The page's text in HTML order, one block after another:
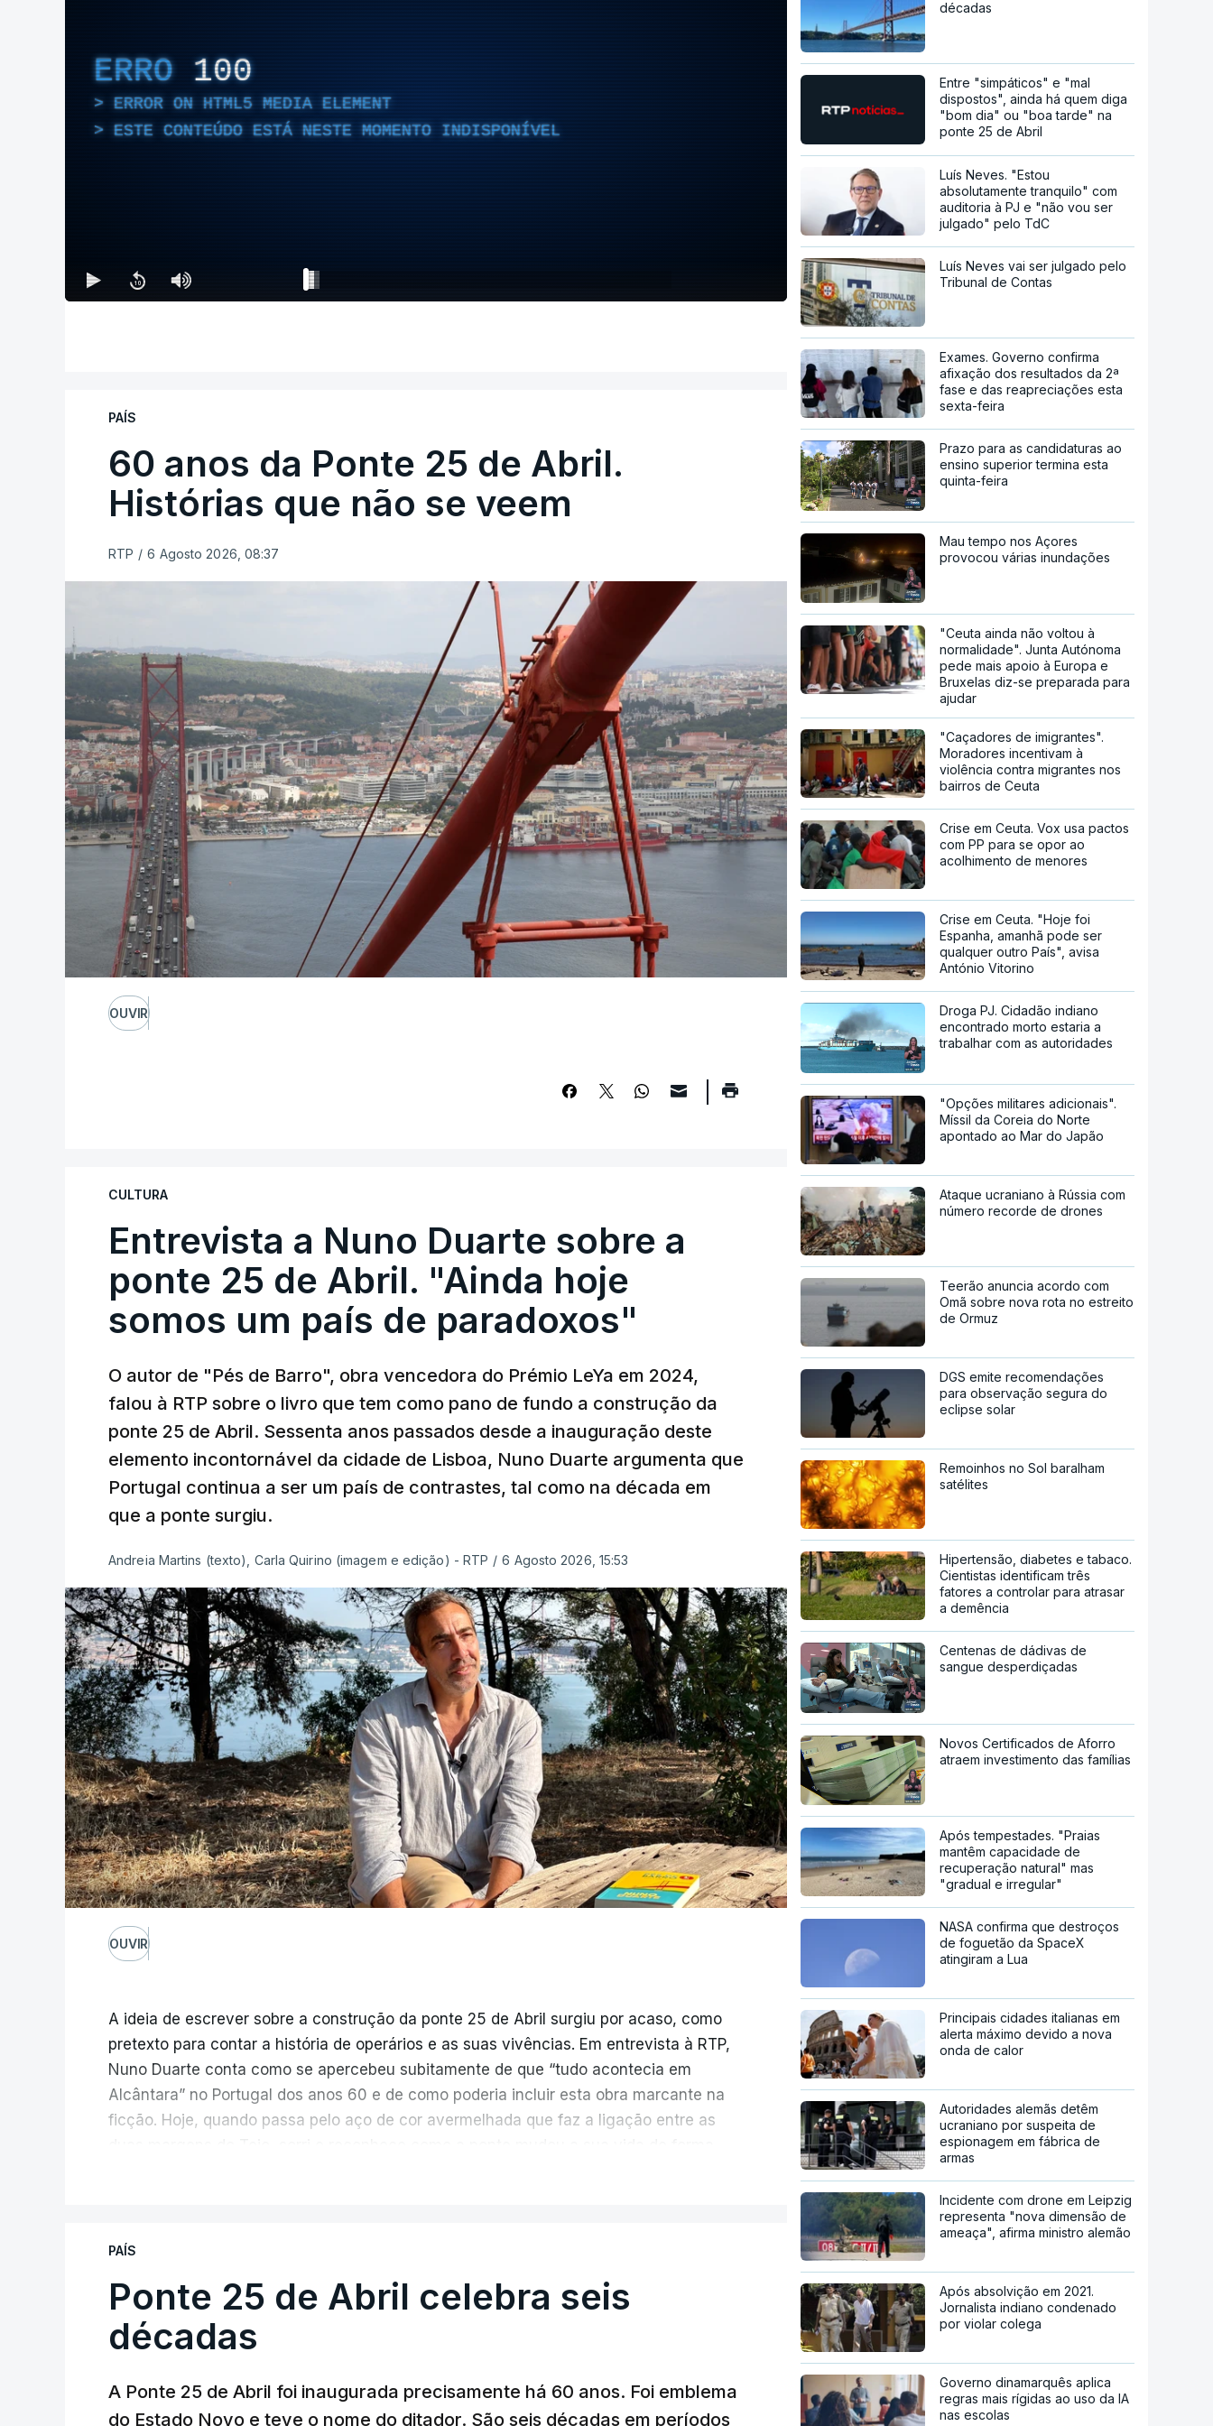
ERRO 100
ERROR ON HTML5 MEDIA ELEMENT
ESTE CONTEÚDO ESTÁ NESTE MOMENTO INDISPONÍVEL
PAÍS
60 anos da Ponte 25 de Abril.
Histórias que não se veem
RTP / 6 Agosto 2026, 08:37
OUVIR
CULTURA
Entrevista a Nuno Duarte sobre a
ponte 25 de Abril. "Ainda hoje
somos um país de paradoxos"
O autor de "Pés de Barro", obra vencedora do Prémio LeYa em 2024,
falou à RTP sobre o livro que tem como pano de fundo a construção da
ponte 25 de Abril. Sessenta anos passados desde a inauguração deste
elemento incontornável da cidade de Lisboa, Nuno Duarte argumenta que
Portugal continua a ser um país de contrastes, tal como na década em
que a ponte surgiu.
Andreia Martins (texto), Carla Quirino (imagem e edição) - RTP / 6 Agosto 2026, 15:53
OUVIR
A ideia de escrever sobre a construção da ponte 25 de Abril surgiu por acaso, como
pretexto para contar a história de operários e as suas vivências. Em entrevista à RTP,
Nuno Duarte conta como se apercebeu subitamente de que “tudo acontecia em
Alcântara” no Portugal dos anos 60 e de como poderia incluir esta obra marcante na
ficção. Hoje, quando passa pelo aço de cor avermelhada que faz a ligação entre as
infraestrutura, à época, a maior ponte suspensa da Europa. Os dramas e peripécias
num contraste entre o apogeu da engenharia e da modernidade e os sinais de um
regime em declínio, com a guerra colonial já em curso.
dia em que se assinalam os 60 anos da ponte 25 de Abril, Nuno Duarte revela, em
PAÍS
Ponte 25 de Abril celebra seis
décadas
A Ponte 25 de Abril foi inaugurada precisamente há 60 anos. Foi emblema
do Estado Novo e teve o nome do ditador. São seis décadas em períodos
décadas
Entre "simpáticos" e "mal
dispostos", ainda há quem diga
"bom dia" ou "boa tarde" na
ponte 25 de Abril
Luís Neves. "Estou
absolutamente tranquilo" com
auditoria à PJ e "não vou ser
julgado" pelo TdC
Luís Neves vai ser julgado pelo
Tribunal de Contas
Exames. Governo confirma
afixação dos resultados da 2ª
fase e das reapreciações esta
sexta-feira
Prazo para as candidaturas ao
ensino superior termina esta
quinta-feira
Mau tempo nos Açores
provocou várias inundações
"Ceuta ainda não voltou à
normalidade". Junta Autónoma
pede mais apoio à Europa e
Bruxelas diz-se preparada para
ajudar
"Caçadores de imigrantes".
Moradores incentivam à
violência contra migrantes nos
bairros de Ceuta
Crise em Ceuta. Vox usa pactos
com PP para se opor ao
acolhimento de menores
Crise em Ceuta. "Hoje foi
Espanha, amanhã pode ser
qualquer outro País", avisa
António Vitorino
Droga PJ. Cidadão indiano
encontrado morto estaria a
trabalhar com as autoridades
"Opções militares adicionais".
Míssil da Coreia do Norte
apontado ao Mar do Japão
Ataque ucraniano à Rússia com
número recorde de drones
Teerão anuncia acordo com
Omã sobre nova rota no estreito
de Ormuz
DGS emite recomendações
para observação segura do
eclipse solar
Remoinhos no Sol baralham
satélites
Hipertensão, diabetes e tabaco.
Cientistas identificam três
fatores a controlar para atrasar
a demência
Centenas de dádivas de
sangue desperdiçadas
Novos Certificados de Aforro
atraem investimento das famílias
Após tempestades. "Praias
mantêm capacidade de
recuperação natural" mas
"gradual e irregular"
NASA confirma que destroços
de foguetão da SpaceX
atingiram a Lua
Principais cidades italianas em
alerta máximo devido a nova
onda de calor
Autoridades alemãs detêm
ucraniano por suspeita de
espionagem em fábrica de
armas
Incidente com drone em Leipzig
representa "nova dimensão de
ameaça", afirma ministro alemão
Após absolvição em 2021.
Jornalista indiano condenado
por violar colega
Governo dinamarquês aplica
regras mais rígidas ao uso da IA
nas escolas